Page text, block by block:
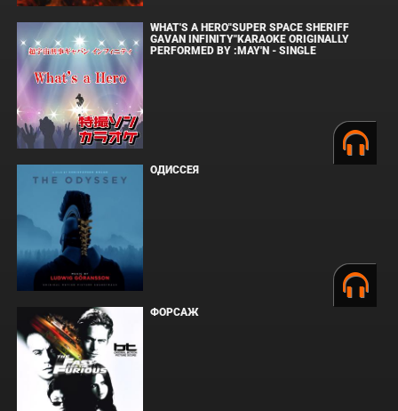
WHAT'S A HERO"SUPER SPACE SHERIFF
GAVAN INFINITY"KARAOKE ORIGINALLY
PERFORMED BY :MAY'N - SINGLE
ОДИССЕЯ
ФОРСАЖ